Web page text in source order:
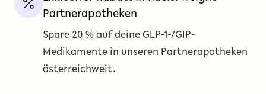
Partnerapotheken
Spare 20 % auf deine GLP-1-/GIP-
Medikamente in unseren Partnerapotheken
österreichweit.